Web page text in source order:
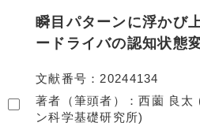
瞬目パターンに浮かび
ードライバの認知状態
文献番号
20244134
著者（筆頭者）
西薗 良太 (NTT コミュニケーショ
ン科学基礎研究所)